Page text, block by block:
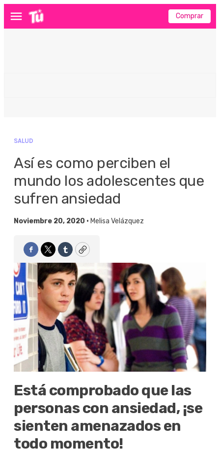
Menú Comprar
SALUD
Así es como perciben el
mundo los adolescentes que
sufren ansiedad
Noviembre 20, 2020 • Melisa Velázquez
Facebook
TwitterTumblrCopy
Está comprobado que las
personas con ansiedad, ¡se
sienten amenazados en
todo momento!